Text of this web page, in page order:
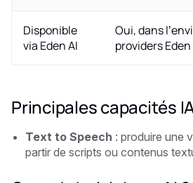
Disponible
via Eden AI
Oui, dans
providers Eden
Principales capacités
Text to Speech : produire une
partir de scripts ou contenus